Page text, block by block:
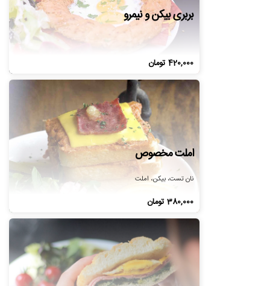
بربری بیکن و نیمرو
420,000تومان
املت مخصوص
نان تست، بیکن، املت
380,000تومان